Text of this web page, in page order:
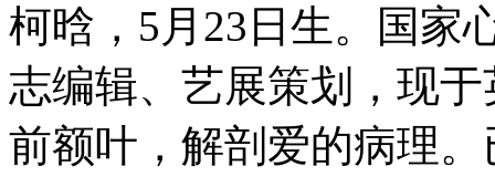
柯晗，5月23日生。国家
志编辑、艺展策划，现
前额叶，解剖爱的病理